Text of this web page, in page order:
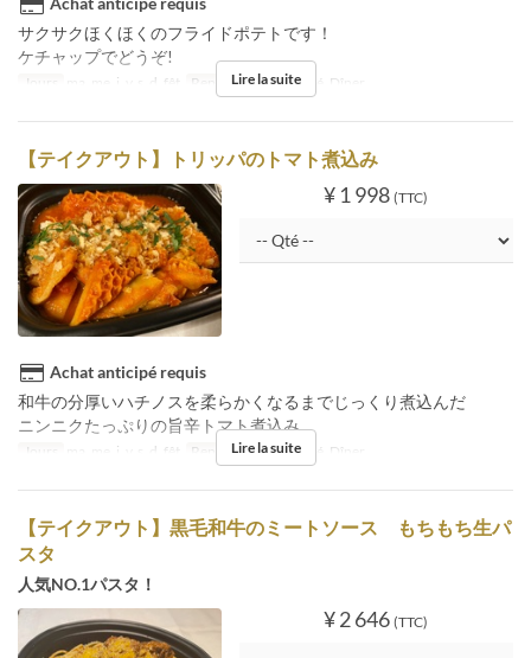
サクサクほくほくのフライドポテトです！
ケチャップでどうぞ!
Jours ma, me, j, v, s, d, fêt Repas Déjeuner, Thé, Dîner
Lire la suite
【テイクアウト】トリッパのトマト煮込み
¥ 1 998 (TTC)
Achat anticipé requis
和牛の分厚いハチノスを柔らかくなるまでじっくり煮込んだ
ニンニクたっぷりの旨辛トマト煮込み。
Jours ma, me, j, v, s, d, fêt Repas Déjeuner, Thé, Dîner
Lire la suite
【テイクアウト】黒毛和牛のミートソース もちもち生パ
スタ
人気NO.1パスタ！
¥ 2 646 (TTC)